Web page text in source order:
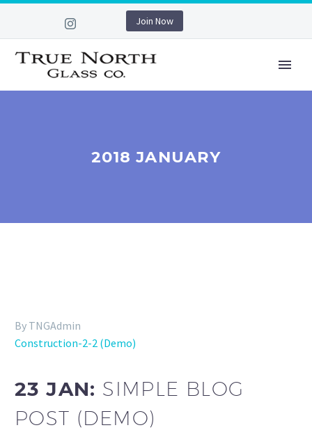
Join Now
2018 JANUARY
By TNGAdmin
Construction-2-2 (Demo)
23 JAN: SIMPLE BLOG
POST (DEMO)